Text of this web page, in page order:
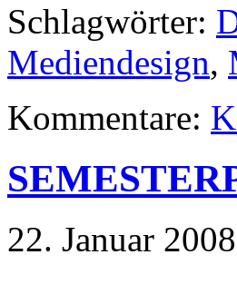
Schlagwörter:
Mediendesign,
Kommentare:
22. Januar 2008